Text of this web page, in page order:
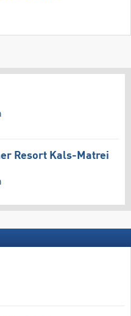
Resort Kals-Matrei